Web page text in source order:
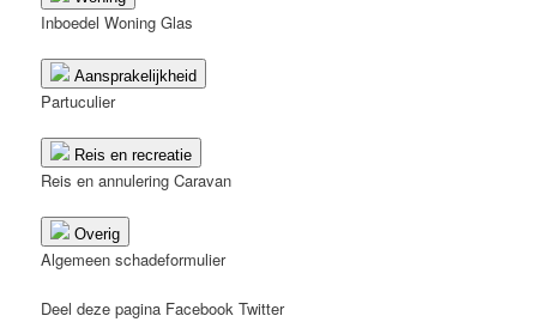
Inboedel Woning Glas
Aansprakelijkheid
Partuculier
Reis en recreatie
Reis en annulering Caravan
Overig
Algemeen schadeformulier
Deel deze pagina Facebook Twitter